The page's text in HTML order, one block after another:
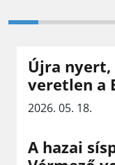
Újra nyert,
veretlen a
2026. 05. 18.
A hazai